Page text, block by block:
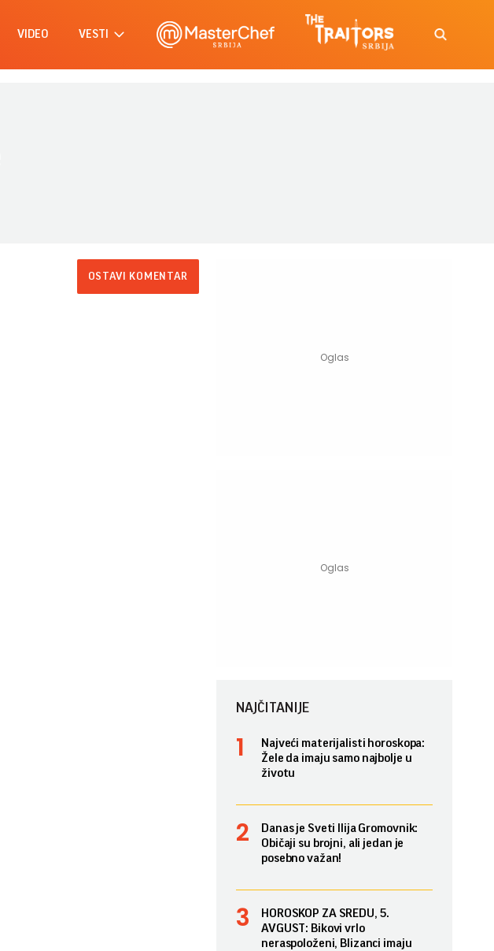
VIDEO VESTI
OSTAVI KOMENTAR
NAJČITANIJE
Najveći materijalisti horoskopa:
Žele da imaju samo najbolje u
životu
Danas je Sveti Ilija Gromovnik:
Običaji su brojni, ali jedan je
posebno važan!
HOROSKOP ZA SREDU, 5.
AVGUST: Bikovi vrlo
neraspoloženi, Blizanci imaju